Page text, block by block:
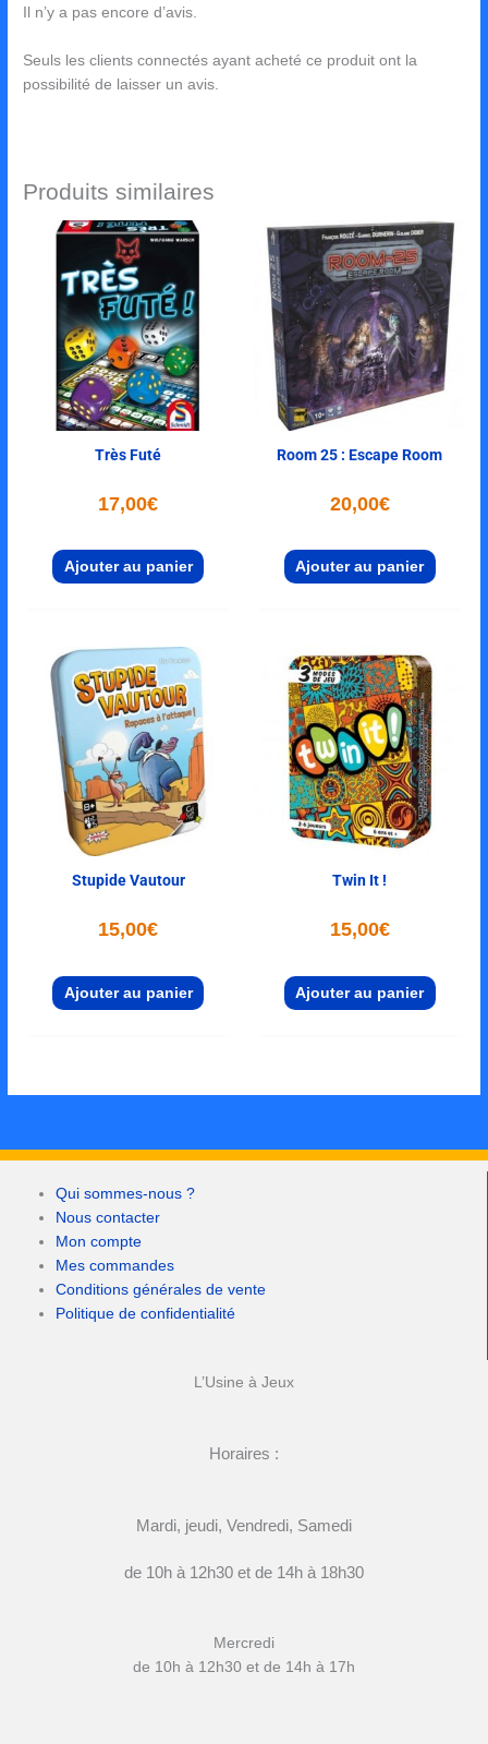
Il n’y a pas encore d’avis.
Seuls les clients connectés ayant acheté ce produit ont la
possibilité de laisser un avis.
Produits similaires
Très Futé
17,00€
Ajouter au panier
Room 25 : Escape Room
20,00€
Ajouter au panier
Stupide Vautour
15,00€
Ajouter au panier
Twin It !
15,00€
Ajouter au panier
Qui sommes-nous ?
Nous contacter
Mon compte
Mes commandes
Conditions générales de vente
Politique de confidentialité
L’Usine à Jeux
Horaires :
Mardi, jeudi, Vendredi, Samedi
de 10h à 12h30 et de 14h à 18h30
Mercredi
de 10h à 12h30 et de 14h à 17h